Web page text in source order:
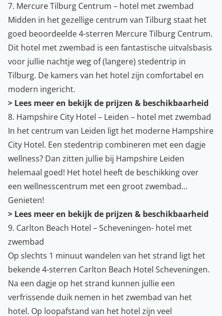
7. Mercure Tilburg Centrum – hotel met zwembad
Midden in het gezellige centrum van Tilburg staat het
goed beoordeelde 4-sterren Mercure Tilburg Centrum.
Dit hotel met zwembad is een fantastische uitvalsbasis
voor jullie nachtje weg of (langere) stedentrip in
Tilburg. De kamers van het hotel zijn comfortabel en
modern ingericht.
> Lees meer en bekijk de prijzen & beschikbaarheid
8. Hampshire City Hotel – Leiden – hotel met zwembad
In het centrum van Leiden ligt het moderne Hampshire
City Hotel. Een stedentrip combineren met een dagje
wellness? Dan zitten jullie bij Hampshire Leiden
helemaal goed! Het hotel heeft de beschikking over
een wellnesscentrum met een groot zwembad…
Genieten!
> Lees meer en bekijk de prijzen & beschikbaarheid
9. Carlton Beach Hotel – Scheveningen- hotel met
zwembad
Op slechts 1 minuut wandelen van het strand ligt het
bekende 4-sterren Carlton Beach Hotel Scheveningen.
Na een dagje op het strand kunnen jullie een
verfrissende duik nemen in het zwembad van het
hotel. Op loopafstand van het hotel zijn veel